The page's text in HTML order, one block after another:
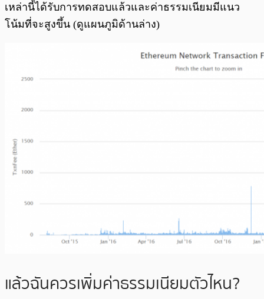
เหล่านี้ได้รับการทดสอบแล้วและค่าธรรมเนียมมีแนว
โน้มที่จะสูงขึ้น (ดูแผนภูมิด้านล่าง)
แล้วฉันควรเพิ่มค่าธรรมเนียมตัวไหน?